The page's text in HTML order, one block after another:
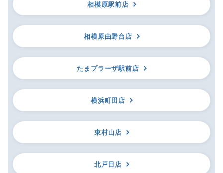
相模原駅前店
相模原由野台店
たまプラーザ駅前店
横浜町田店
東村山店
北戸田店